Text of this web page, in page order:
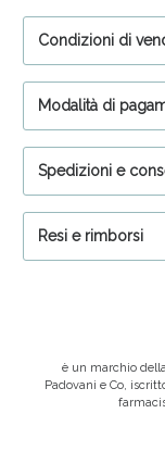
Condizioni di
Modalità di
Spedizioni e
Resi e rimborsi
è un marchio
Padovani e Co,